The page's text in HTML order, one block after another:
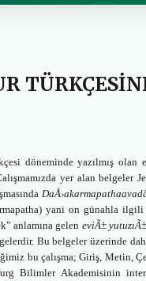
döneminde yazılmış olan
yer alan belgeler
D
yani on günahla ilgili
anlamına gelen eviÃ±
Bu belgeler üzerinde
bu çalışma; Giriş, Metin,
Bilimler Akademisinin